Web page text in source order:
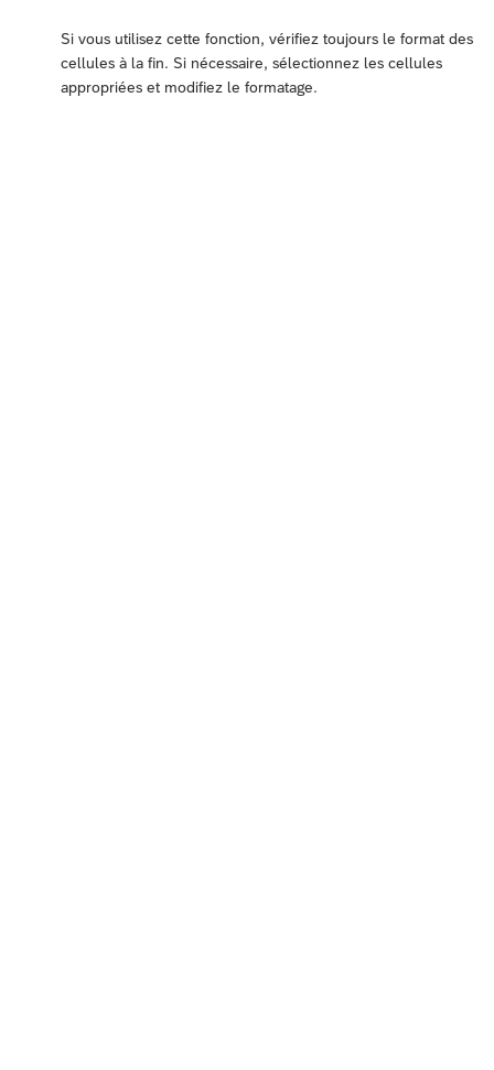
Si vous utilisez cette fonction, vérifiez toujours le format des
cellules à la fin. Si nécessaire, sélectionnez les cellules
appropriées et modifiez le formatage.